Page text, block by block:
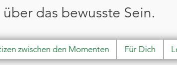
das bewusste Sein.
zwischen den Momenten Für Dich